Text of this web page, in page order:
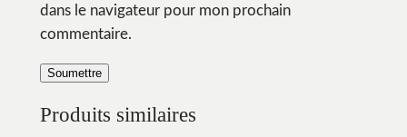
dans le navigateur pour mon prochain
commentaire.
Produits similaires